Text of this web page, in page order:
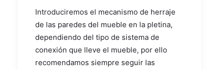
Introduciremos el mecanismo de herraje
de las paredes del mueble en la pletina,
dependiendo del tipo de sistema de
conexión que lleve el mueble, por ello
recomendamos siempre seguir las